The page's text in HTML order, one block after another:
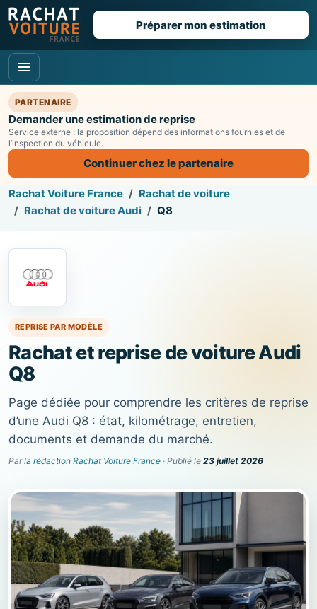
Préparer mon estimation
PARTENAIRE
Demander une estimation de reprise
Service externe : la proposition dépend des informations fournies et de
l’inspection du véhicule.
Continuer chez le partenaire
Rachat Voiture France
Rachat de voiture
Rachat de voiture Audi
Q8
REPRISE PAR MODÈLE
Rachat et reprise de voiture Audi
Q8
Page dédiée pour comprendre les critères de reprise
d’une Audi Q8 : état, kilométrage, entretien,
documents et demande du marché.
Parla rédaction Rachat Voiture France · Publié le 23 juillet 2026